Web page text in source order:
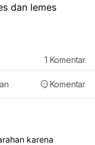
dan lemes
Komentar
1 Komentar
karena